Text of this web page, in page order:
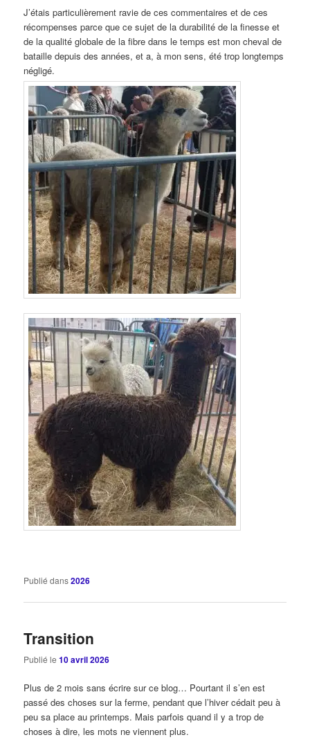
J’étais particulièrement ravie de ces commentaires et de ces
récompenses parce que ce sujet de la durabilité de la finesse et
de la qualité globale de la fibre dans le temps est mon cheval de
bataille depuis des années, et a, à mon sens, été trop longtemps
négligé.
Publié dans2026
Transition
Publié le10 avril 2026
Plus de 2 mois sans écrire sur ce blog… Pourtant il s’en est
passé des choses sur la ferme, pendant que l’hiver cédait peu à
peu sa place au printemps. Mais parfois quand il y a trop de
choses à dire, les mots ne viennent plus.